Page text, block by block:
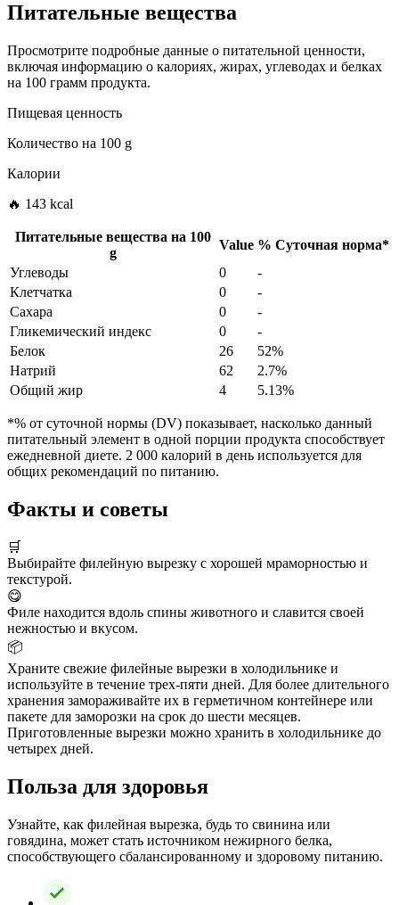
Питательные вещества
Просмотрите подробные данные о питательной ценности,
включая информацию о калориях, жирах, углеводах и белках
на 100 грамм продукта.
Пищевая ценность
Количество на 100 g
Калории
🔥 143 kcal
Питательные вещества на 100
g
Value % Суточная норма*
Углеводы
0
-
Клетчатка
0
-
Сахара
0
-
Гликемический индекс
0
-
Белок
26
52%
Натрий
62
2.7%
Общий жир
4 5.13%
*% от суточной нормы (DV) показывает, насколько данный
питательный элемент в одной порции продукта способствует
ежедневной диете. 2 000 калорий в день используется для
общих рекомендаций по питанию.
Факты и советы
🛒
Выбирайте филейную вырезку с хорошей мраморностью и
текстурой.
😋
Филе находится вдоль спины животного и славится своей
нежностью и вкусом.
📦
Храните свежие филейные вырезки в холодильнике и
используйте в течение трех-пяти дней. Для более длительного
хранения замораживайте их в герметичном контейнере или
пакете для заморозки на срок до шести месяцев.
Приготовленные вырезки можно хранить в холодильнике до
четырех дней.
Польза для здоровья
Узнайте, как филейная вырезка, будь то свинина или
говядина, может стать источником нежирного белка,
способствующего сбалансированному и здоровому питанию.